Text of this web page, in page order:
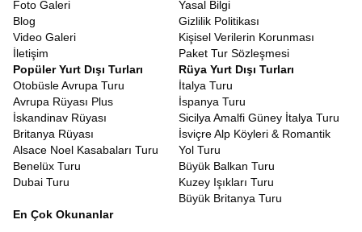
gereklidir. Biz de Avrupa Rüyası olarak Güney Fransa turu vize
konusunda sizlere tam destek sunuyoruz. Evrak hazırlığından
randevu süreçlerine kadar tüm aşamalarda danışmanlarımız
yanınızda oluyor. Bazı pasaport türlerinin vizeden muaf olması ise
ayrı bir kolaylık sağlıyor. Başvuru sürecinin nasıl ilerleyeceğini
size adım adım aktarıyoruz.
Fransa Rivierası Turu Ekstra Turlar Dahil
Birçoğunun aklına yaz ayları gelse de,
Fransa Rivierası kış turu
bambaşka bir huzur taşıyor. Yaz kalabalığı yok, şehirler daha
sakin, manzaralar daha dingin. Kışın bile ılıman olan iklim
sayesinde dış mekânların tadını çıkarabilir, Provence’ın sessiz
köylerinde fotoğraf çekebilir, sahil boyunca romantik yürüyüşler
yapabilirsiniz. Kış döneminde otellerin uygun fiyatlarla hizmet
vermesi ise ekstra bir avantaj sunuyor.
Foto Galeri
Blog
Video Galeri
İletişim
Yasal Bilgi
Gizlilik Politikası
Kişisel Verilerin Korunması
Paket Tur Sözleşmesi
Popüler Yurt Dışı Turları
Otobüsle Avrupa Turu
Avrupa Rüyası Plus
İskandinav Rüyası
Britanya Rüyası
Alsace Noel Kasabaları Turu
Benelüx Turu
Dubai Turu
Rüya Yurt Dışı Turları
İtalya Turu
İspanya Turu
Sicilya Amalfi Güney İtalya Turu
İsviçre Alp Köyleri & Romantik
Yol Turu
Büyük Balkan Turu
Kuzey Işıkları Turu
Büyük Britanya Turu
En Çok Okunanlar